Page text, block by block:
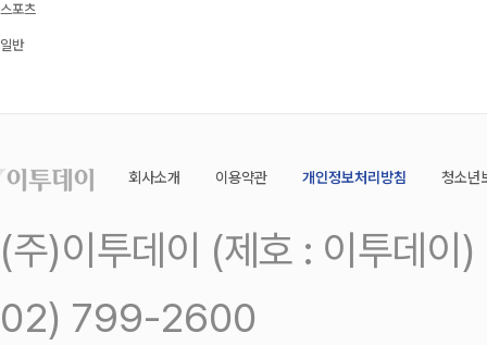
스포츠
일반
회사소개 이용약관 개인정보처리방침 청소년
(주)이투데이 (제호 : 이투데
02) 799-2600